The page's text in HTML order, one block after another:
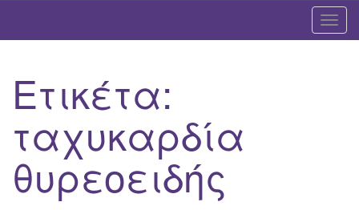
T
o
Ετικέτα:
ταχυκαρδία
θυρεοειδής